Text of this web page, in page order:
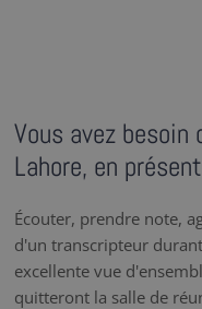
Vous avez besoin
Lahore, en
Écouter, prendre note,
d'un transcripteur
excellente vue
quitteront la salle de